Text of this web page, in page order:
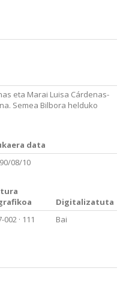
eta Marai Luisa Cárdenas-
Semea Bilbora helduko
data
08/10
Digitalizatuta
002 · 111 Bai